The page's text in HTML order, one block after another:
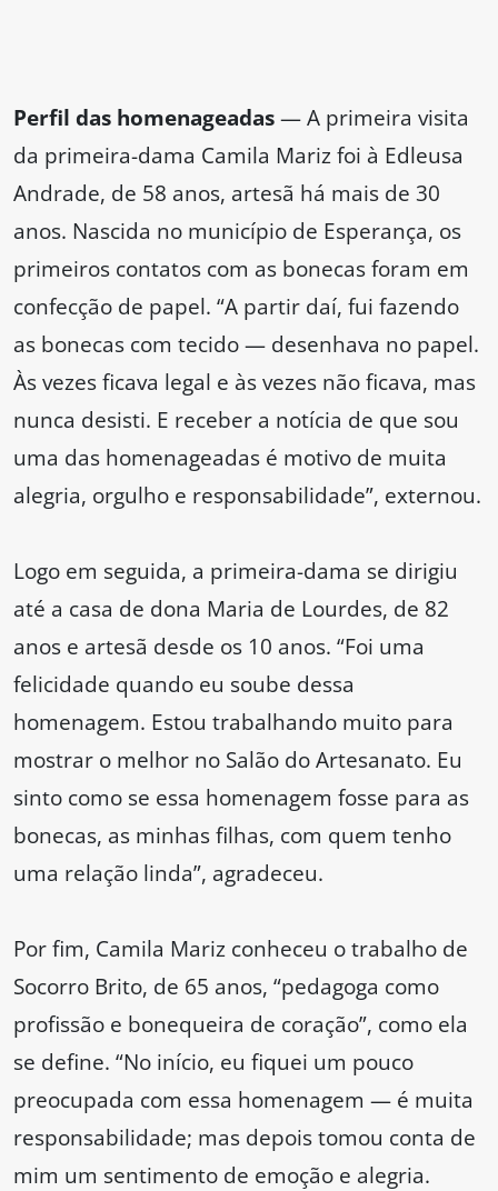
Perfil das homenageadas— A primeira visita
da primeira-dama Camila Mariz foi à Edleusa
Andrade, de 58 anos, artesã há mais de 30
anos. Nascida no município de Esperança, os
primeiros contatos com as bonecas foram em
confecção de papel. “A partir daí, fui fazendo
as bonecas com tecido — desenhava no papel.
Às vezes ficava legal e às vezes não ficava, mas
nunca desisti. E receber a notícia de que sou
uma das homenageadas é motivo de muita
alegria, orgulho e responsabilidade”, externou.
Logo em seguida, a primeira-dama se dirigiu
até a casa de dona Maria de Lourdes, de 82
anos e artesã desde os 10 anos. “Foi uma
felicidade quando eu soube dessa
homenagem. Estou trabalhando muito para
mostrar o melhor no Salão do Artesanato. Eu
sinto como se essa homenagem fosse para as
bonecas, as minhas filhas, com quem tenho
uma relação linda”, agradeceu.
Por fim, Camila Mariz conheceu o trabalho de
Socorro Brito, de 65 anos, “pedagoga como
profissão e bonequeira de coração”, como ela
se define. “No início, eu fiquei um pouco
preocupada com essa homenagem — é muita
responsabilidade; mas depois tomou conta de
mim um sentimento de emoção e alegria.